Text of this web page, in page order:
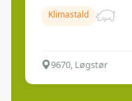
Klimastald
9670, Løgstør